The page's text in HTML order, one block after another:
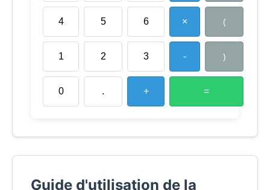
4 5 6 × (
1 2 3 - )
0 . + =
Guide d'utilisation de la